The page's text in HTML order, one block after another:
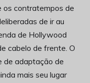
os contratempos de
de ir au
de Hollywood
cabelo de frente. O
de adaptação de
mais seu lugar